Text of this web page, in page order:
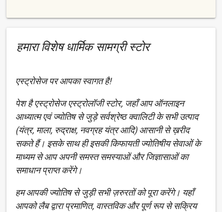
हमारा विशेष धार्मिक सामग्री स्टोर
एस्ट्रोसेज पर आपका स्वागत है!
पेश है एस्ट्रोसेज एस्ट्रोलॉजी स्टोर, जहाँ आप ऑनलाइन
आध्यात्म एवं ज्योतिष से जुड़े सर्वश्रेष्ठ क्वालिटी के सभी उत्पाद
(यंत्र, माला, रुद्राक्ष, नवग्रह यंत्र आदि) आसानी से ख़रीद
सकते हैं। इसके साथ ही इसकी किफायती ज्योतिषीय सेवाओं के
माध्यम से आप अपनी समस्त समस्याओं और जिज्ञासाओं का
समाधान प्राप्त करेंगे।
हम आपकी ज्योतिष से जुड़ी सभी ज़रुरतों को पूरा करेंगे। यहाँ
आपको लैब द्वारा प्रमाणित, वास्तविक और पूर्ण रूप से सक्रिय